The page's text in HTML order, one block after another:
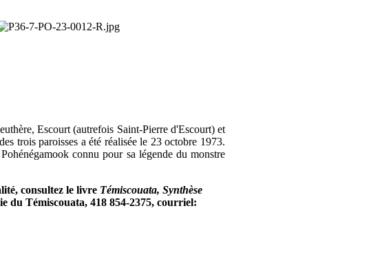
Escourt (autrefois Saint-Pierre d'Escourt) et
trois paroisses a été réalisée le 23 octobre 1973.
connu pour sa légende du monstre
consultez le livre Témiscouata, Synthèse
du Témiscouata, 418 854-2375, courriel: